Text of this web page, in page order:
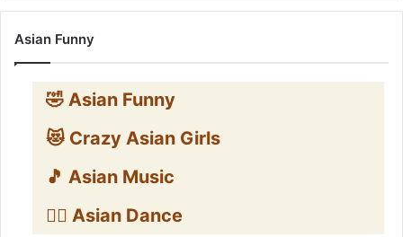
Asian Funny
🤣 Asian Funny
😻 Crazy Asian Girls
🎵 Asian Music
👯‍♀️ Asian Dance